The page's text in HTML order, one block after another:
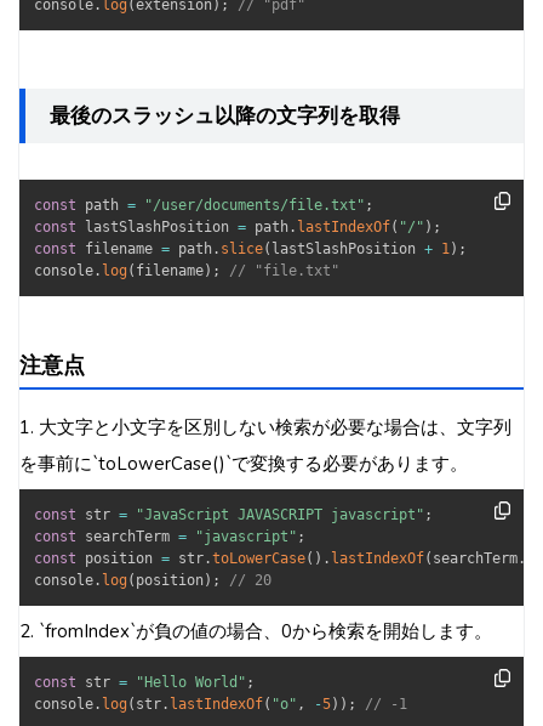
console . log (extension) ; // "pdf"
最後のスラッシュ以降の文字列を取得
const path = "/user/documents/file.txt" ;
const lastSlashPosition = path . lastIndexOf( "/" ) ;
const filename = path . slice( lastSlashPosition + 1) ;
console . log ( filename) ; // "file.txt"
注意点
1. 大文字と小文字を区別しない検索が必要な場合は、文字列
を事前に`toLowerCase()`で変換する必要があります。
const str = "JavaScript JAVASCRIPT javascript" ;
const searchTerm = "javascript" ;
const position = str .toLowerCase( ) . lastIndexOf( searchTerm .
console . log ( position) ; // 20
2. `fromIndex`が負の値の場合、0から検索を開始します。
const str = "Hello World" ;
console . log ( str . lastIndexOf( "o" , -5) ) ; // -1